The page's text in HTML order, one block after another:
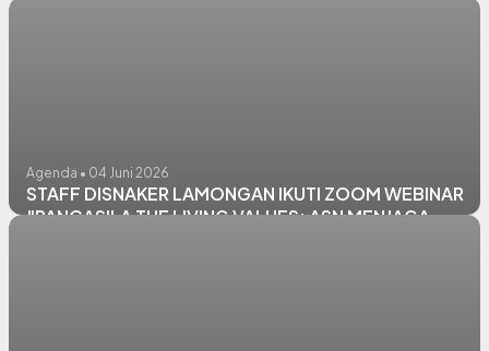
Agenda • 04 Juni 2026
STAFF DISNAKER LAMONGAN IKUTI ZOOM WEBINAR
"PANCASILA THE LIVING VALUES: ASN MENJAGA